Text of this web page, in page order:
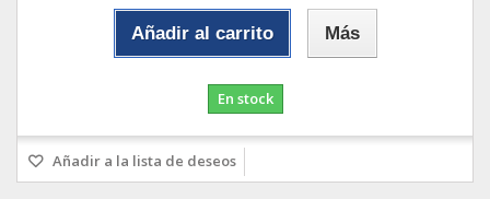
Añadir al carrito Más
En stock
Añadir a la lista de deseos